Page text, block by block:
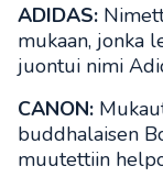
ADIDAS:
mukaan, jonka
juontui nimi
CANON:
buddhalaisen
muutettiin